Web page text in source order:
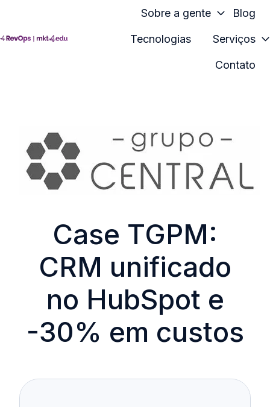
Sobre a gente Blog
Tecnologias Serviços
Contato
Case TGPM:
CRM unificado
no HubSpot e
-30% em custos